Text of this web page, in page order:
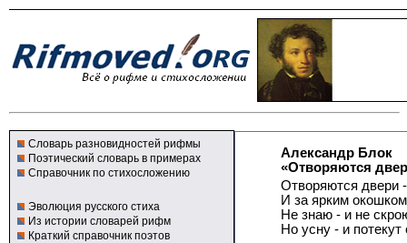
Словарь разновидностей рифмы
Поэтический словарь в примерах
Справочник по стихосложению
Эволюция русского стиха
Из истории словарей рифм
Краткий справочник поэтов
Александр Блок
«Отворяются
Отворяются двери
И за ярким
Не знаю - и не
Но усну - и потекут